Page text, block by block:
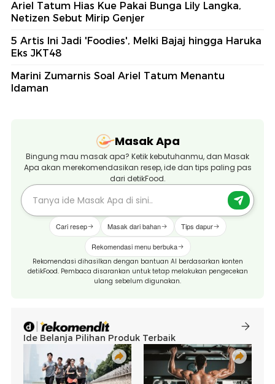
Ariel Tatum Hias Kue Pakai Bunga Lily Langka,
Netizen Sebut Mirip Genjer
5 Artis Ini Jadi 'Foodies', Melki Bajaj hingga Haruka
Eks JKT48
Marini Zumarnis Soal Ariel Tatum Menantu
Idaman
Masak Apa
Bingung mau masak apa? Ketik kebutuhanmu, dan Masak
Apa akan merekomendasikan resep, ide dan tips paling pas
dari detikFood.
Cari resep Masak dari bahan Tips dapur
Rekomendasi menu berbuka
Rekomendasi dihasilkan dengan bantuan AI berdasarkan konten
detikFood. Pembaca disarankan untuk tetap melakukan pengecekan
ulang sebelum digunakan.